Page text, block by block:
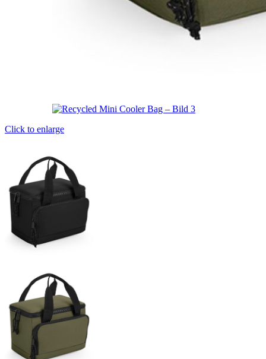
Click to enlarge